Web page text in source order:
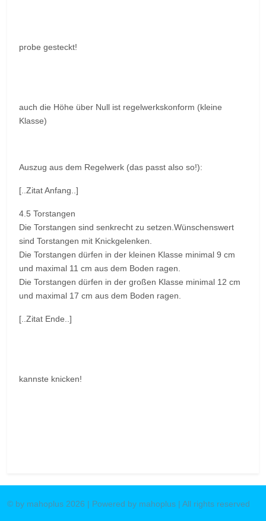
probe gesteckt!
auch die Höhe über Null ist regelwerkskonform (kleine
Klasse)
Auszug aus dem Regelwerk (das passt also so!):
[..Zitat Anfang..]
4.5 Torstangen
Die Torstangen sind senkrecht zu setzen.Wünschenswert
sind Torstangen mit Knickgelenken.
Die Torstangen dürfen in der kleinen Klasse minimal 9 cm
und maximal 11 cm aus dem Boden ragen.
Die Torstangen dürfen in der großen Klasse minimal 12 cm
und maximal 17 cm aus dem Boden ragen.
[..Zitat Ende..]
kannste knicken!
© by mahoplus 2026 | Powered by mahoplus | All rights reserved